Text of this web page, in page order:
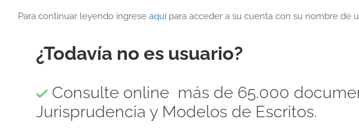
Para continuar leyendo ingrese aquí para acceder a su cuenta con su nombre de
¿Todavía no es usuario?
Consulte online más de 65.000
Jurisprudencia y Modelos de Escritos.